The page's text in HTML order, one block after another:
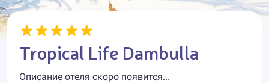
Tropical Life Dambulla
Описание отеля скоро появится...